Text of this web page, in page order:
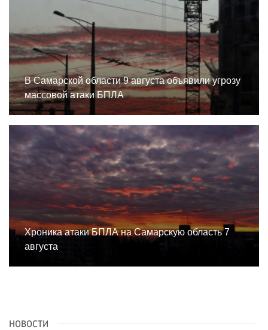
В Самарской области 9 августа объявили угрозу
массовой атаки БПЛА
Хроника атаки БПЛА на Самарскую область 7
августа
НОВОСТИ